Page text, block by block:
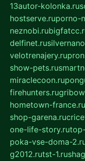
13autor-kolonka.ru
hostserve.ruporno-
neznobi.ru
delfinet.ru
velotrenajery.ru
show-pets.ru
miraclecoon.ru
firehunters.ru
hometown-france.ru
shop-garena.ru
one-life-story.ru
poka-vse-doma-
g2012.rutst-1.ru